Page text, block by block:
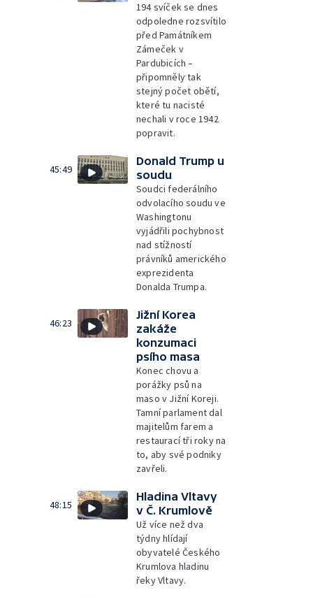
194 svíček se dnes
odpoledne rozsvítilo
před Památníkem
Zámeček v
Pardubicích –
připomněly tak
stejný počet obětí,
které tu nacisté
nechali v roce 1942
popravit.
45:49
Donald Trump u
soudu
Soudci federálního
odvolacího soudu ve
Washingtonu
vyjádřili pochybnost
nad stížností
právníků amerického
exprezidenta
Donalda Trumpa.
46:23
Jižní Korea
zakáže
konzumaci
psího masa
Konec chovu a
porážky psů na
maso v Jižní Koreji.
Tamní parlament dal
majitelům farem a
restaurací tři roky na
to, aby své podniky
zavřeli.
48:15
Hladina Vltavy
v Č. Krumlově
Už více než dva
týdny hlídají
obyvatelé Českého
Krumlova hladinu
řeky Vltavy.